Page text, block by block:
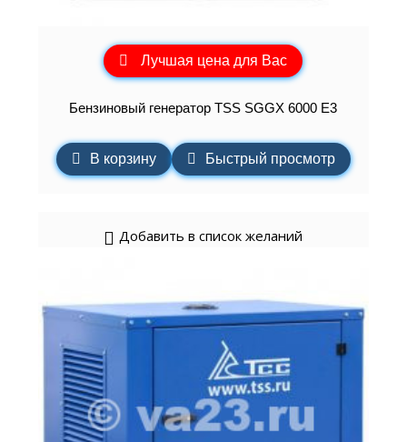
Лучшая цена для Вас
Бензиновый генератор TSS SGGX 6000 E3
В корзину Быстрый просмотр
Добавить в список желаний